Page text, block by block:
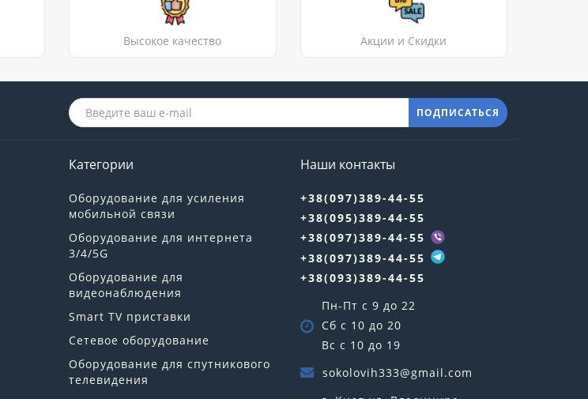
Высокое качество Акции и Скидки
ПОДПИСАТЬСЯ
Категории
Оборудование для усиления
мобильной связи
Оборудование для интернета
3/4/5G
Оборудование для
видеонаблюдения
Smart TV приставки
Сетевое оборудование
Оборудование для спутникового
телевидения
Наши контакты
+38(097)389-44-55
+38(095)389-44-55
+38(097)389-44-55
+38(097)389-44-55
+38(093)389-44-55
Пн-Пт с 9 до 22
Сб с 10 до 20
Вс с 10 до 19
sokolovih333@gmail.com